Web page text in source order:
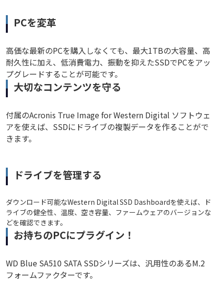
PCを変革
高価な最新のPCを購入しなくても、最大1TBの大容量、高
耐久性に加え、低消費電力、振動を抑えたSSDでPCをアッ
プグレードすることが可能です。
大切なコンテンツを守る
付属のAcronis True Image for Western Digital ソフトウェ
アを使えば、SSDにドライブの複製データを作ることがで
きます。
ドライブを管理する
ダウンロード可能なWestern Digital SSD Dashboardを使えば、ド
ライブの健全性、温度、空き容量、ファームウェアのバージョンな
どを確認できます。
お持ちのPCにプラグイン！
WD Blue SA510 SATA SSDシリーズは、汎用性のあるM.2
フォームファクターです。